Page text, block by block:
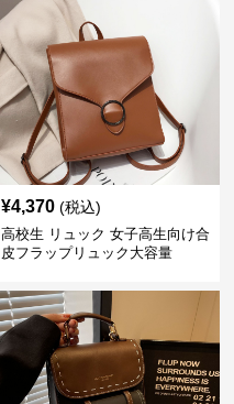
¥4,370 (税込)
高校生 リュック 女子高生向け合
皮フラップリュック大容量